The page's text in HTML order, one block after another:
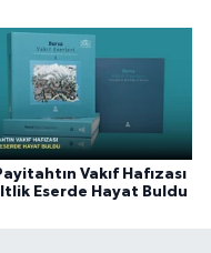
Vakıf Hafızası
Eserde Hayat Buldu